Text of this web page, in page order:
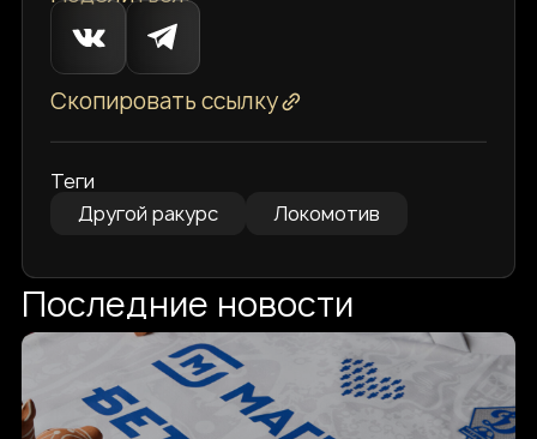
Скопировать ссылку
Теги
Другой ракурс
Локомотив
Последние новости